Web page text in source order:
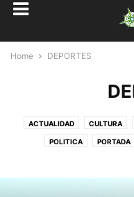
Home DEPORTES
ACTUALIDAD CULTURA
POLITICA PORTADA